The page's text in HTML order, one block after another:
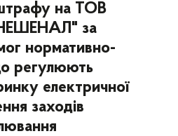
на ТОВ
за
нормативно-
регулюють
електричної
заходів